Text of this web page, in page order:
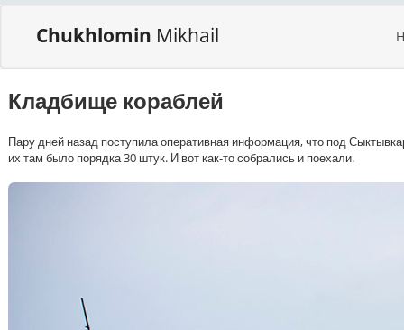
Chukhlomin Mikhail
Кладбище кораблей
Пару дней назад поступила оперативная информация, что под
их там было порядка 30 штук. И вот как-то собрались и поехали.